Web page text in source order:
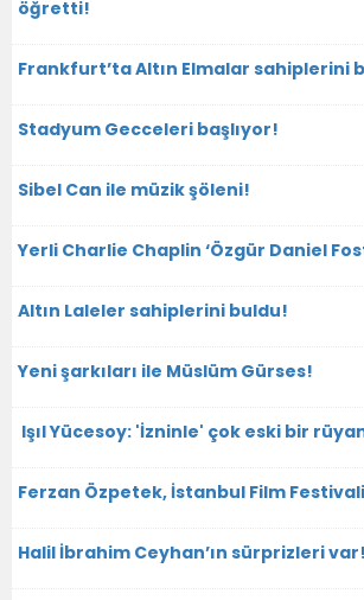
öğretti!
Frankfurt’ta Altın Elmalar sahiplerini
Stadyum Gecceleri başlıyor!
Sibel Can ile müzik şöleni!
Yerli Charlie Chaplin ‘Özgür Daniel
Altın Laleler sahiplerini buldu!
Yeni şarkıları ile Müslüm Gürses!
Işıl Yücesoy: 'İzninle' çok eski bir
Ferzan Özpetek, İstanbul Film
Halil İbrahim Ceyhan’ın sürprizleri var!